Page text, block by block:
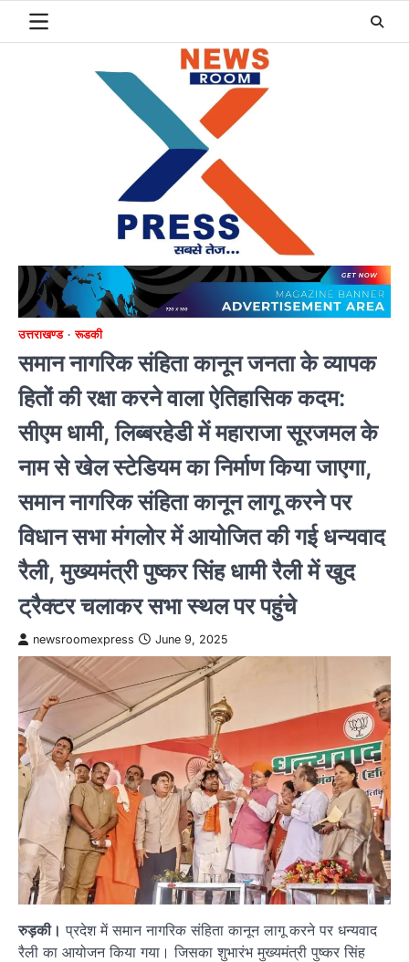
उत्तराखण्ड रूडकी
समान नागरिक संहिता कानून जनता के व्यापक
हितों की रक्षा करने वाला ऐतिहासिक कदम:
सीएम धामी, लिब्बरहेडी में महाराजा सूरजमल के
नाम से खेल स्टेडियम का निर्माण किया जाएगा,
समान नागरिक संहिता कानून लागू करने पर
विधान सभा मंगलोर में आयोजित की गई धन्यवाद
रैली, मुख्यमंत्री पुष्कर सिंह धामी रैली में खुद
ट्रैक्टर चलाकर सभा स्थल पर पहुंचे
newsroomexpress June 9, 2025
रुड़की। प्रदेश में समान नागरिक संहिता कानून लागू करने पर धन्यवाद
रैली का आयोजन किया गया। जिसका शुभारंभ मुख्यमंत्री पुष्कर सिंह